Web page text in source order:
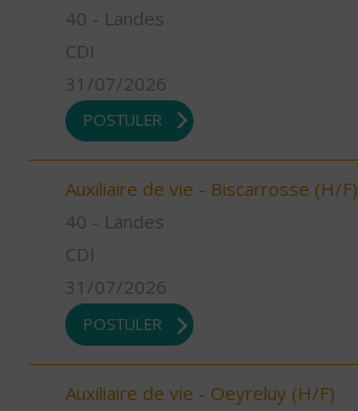
40 - Landes
CDI
31/07/2026
POSTULER
Auxiliaire de vie - Biscarrosse (H/F)
40 - Landes
CDI
31/07/2026
POSTULER
Auxiliaire de vie - Oeyreluy (H/F)